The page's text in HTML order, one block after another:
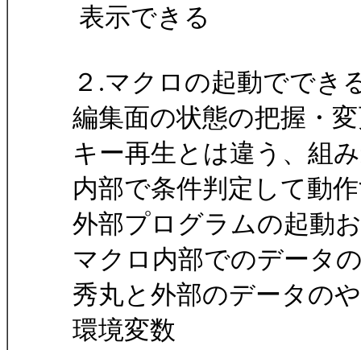
表示できる
２.マクロの起動ででき
編集面の状態の把握・
キー再生とは違う、組
内部で条件判定して動
外部プログラムの起動
マクロ内部でのデータ
秀丸と外部のデータの
環境変数